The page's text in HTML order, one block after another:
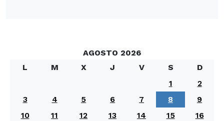
AGOSTO 2026
L
M X J V S
D
1
2
3
4 5 6 7 8
9
10
11 12 13 14 15
16